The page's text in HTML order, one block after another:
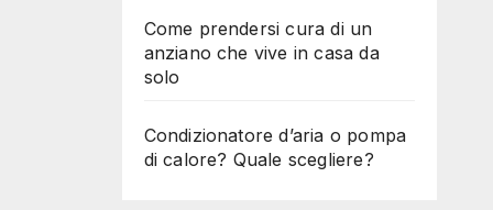
Come prendersi cura di un
anziano che vive in casa da
solo
Condizionatore d’aria o pompa
di calore? Quale scegliere?